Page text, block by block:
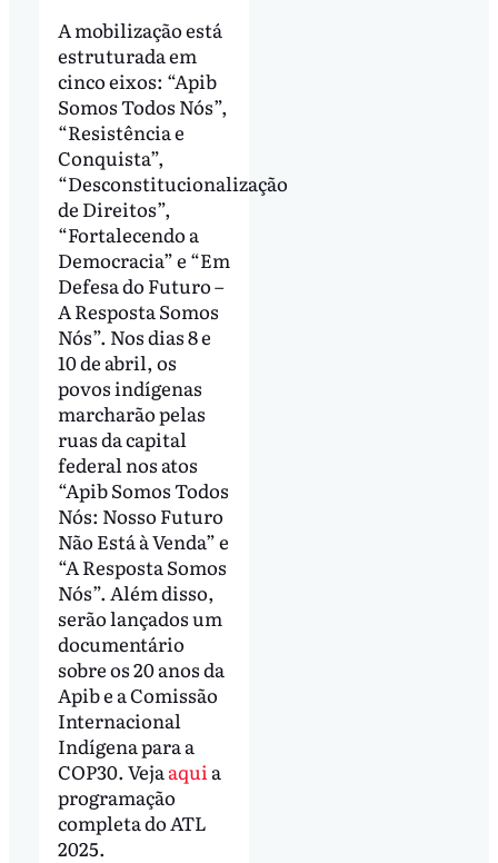
A mobilização está
estruturada em
cinco eixos: “Apib
Somos Todos Nós”,
“Resistência e
Conquista”,
“Desconstitucionalização
de Direitos”,
“Fortalecendo a
Democracia” e “Em
Defesa do Futuro –
A Resposta Somos
Nós”. Nos dias 8 e
10 de abril, os
povos indígenas
marcharão pelas
ruas da capital
federal nos atos
“Apib Somos Todos
Nós: Nosso Futuro
Não Está à Venda” e
“A Resposta Somos
Nós”. Além disso,
serão lançados um
documentário
sobre os 20 anos da
Apib e a Comissão
Internacional
Indígena para a
COP30. Veja aqui a
programação
completa do ATL
2025.